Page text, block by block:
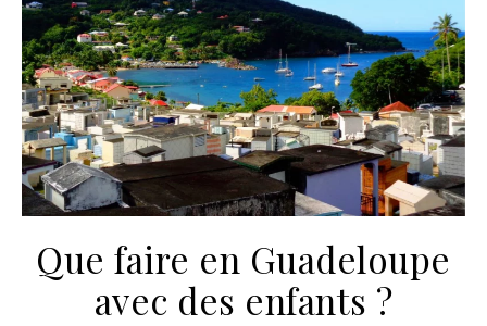
Que faire en Guadeloupe
avec des enfants ?